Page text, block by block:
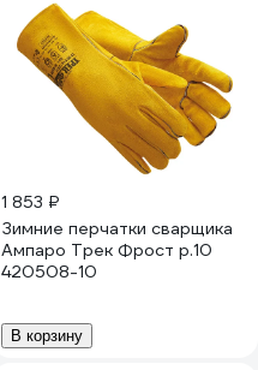
1 853 ₽
Зимние перчатки сварщика
Ампаро Трек Фрост р.10
420508-10
В корзину